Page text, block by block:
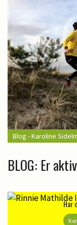
Blog - Karoline
BLOG: Er
Har